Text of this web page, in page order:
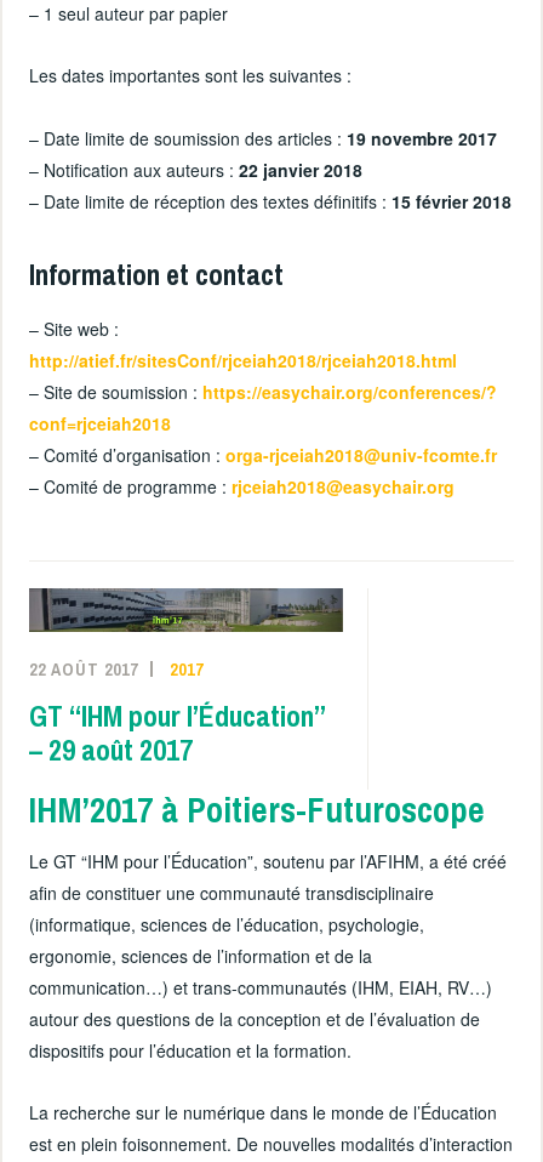
– 1 seul auteur par papier
Les dates importantes sont les suivantes :
– Date limite de soumission des articles : 19 novembre 2017
– Notification aux auteurs :22 janvier 2018
– Date limite de réception des textes définitifs : 15 février 2018
Information et contact
– Site web :
http://atief.fr/sitesConf/rjceiah2018/rjceiah2018.html
– Site de soumission : https://easychair.org/conferences/?
conf=rjceiah2018
– Comité d’organisation :orga-rjceiah2018@univ-fcomte.fr
– Comité de programme :rjceiah2018@easychair.org
22 AOÛT 2017 2017
GT “IHM pour l’Éducation”
– 29 août 2017
IHM’2017 à Poitiers-Futuroscope
Le GT “IHM pour l’Éducation”, soutenu par l’AFIHM, a été créé
afin de constituer une communauté transdisciplinaire
(informatique, sciences de l’éducation, psychologie,
ergonomie, sciences de l’information et de la
communication…) et trans-communautés (IHM, EIAH, RV…)
autour des questions de la conception et de l’évaluation de
dispositifs pour l’éducation et la formation.
La recherche sur le numérique dans le monde de l’Éducation
est en plein foisonnement. De nouvelles modalités d’interaction